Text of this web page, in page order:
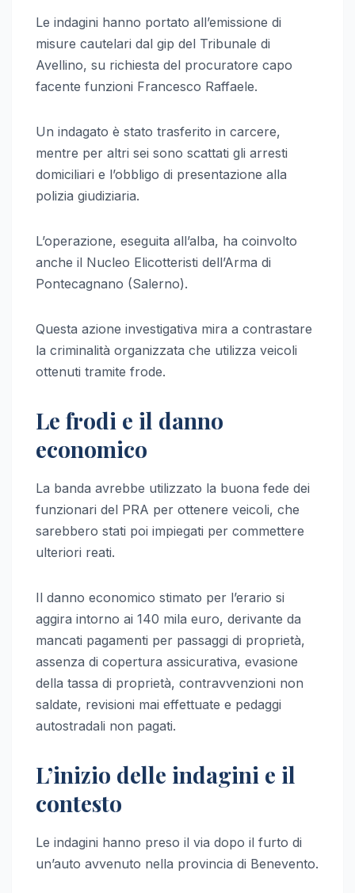
Le indagini hanno portato all’emissione di
misure cautelari dal gip del Tribunale di
Avellino, su richiesta del procuratore capo
facente funzioni Francesco Raffaele.
Un indagato è stato trasferito in carcere,
mentre per altri sei sono scattati gli arresti
domiciliari e l’obbligo di presentazione alla
polizia giudiziaria.
L’operazione, eseguita all’alba, ha coinvolto
anche il Nucleo Elicotteristi dell’Arma di
Pontecagnano (Salerno).
Questa azione investigativa mira a contrastare
la criminalità organizzata che utilizza veicoli
ottenuti tramite frode.
Le frodi e il danno
economico
La banda avrebbe utilizzato la buona fede dei
funzionari del PRA per ottenere veicoli, che
sarebbero stati poi impiegati per commettere
ulteriori reati.
Il danno economico stimato per l’erario si
aggira intorno ai 140 mila euro, derivante da
mancati pagamenti per passaggi di proprietà,
assenza di copertura assicurativa, evasione
della tassa di proprietà, contravvenzioni non
saldate, revisioni mai effettuate e pedaggi
autostradali non pagati.
L’inizio delle indagini e il
contesto
Le indagini hanno preso il via dopo il furto di
un’auto avvenuto nella provincia di Benevento.